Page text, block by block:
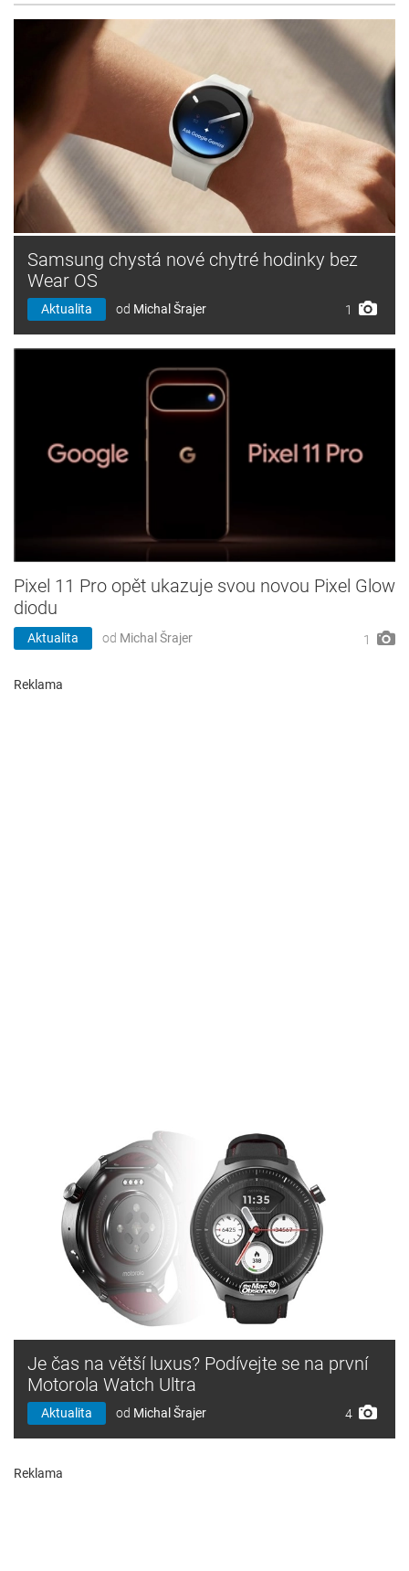
Samsung chystá nové chytré hodinky bez
Wear OS
Aktualita od Michal Šrajer 1
Pixel 11 Pro opět ukazuje svou novou Pixel Glow
diodu
Aktualita od Michal Šrajer 1
Reklama
Je čas na větší luxus? Podívejte se na první
Motorola Watch Ultra
Aktualita od Michal Šrajer 4
Reklama